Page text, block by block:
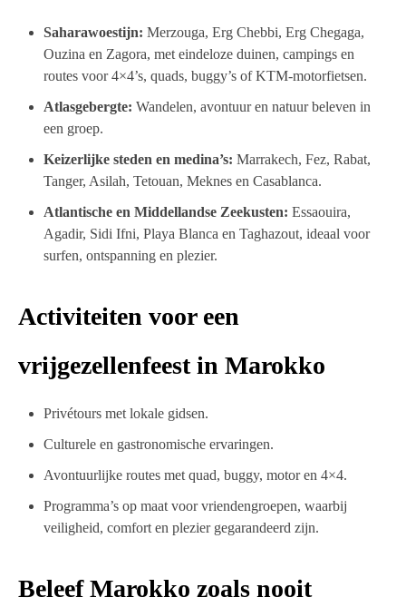
Saharawoestijn: Merzouga, Erg Chebbi, Erg Chegaga,
Ouzina en Zagora, met eindeloze duinen, campings en
routes voor 4×4’s, quads, buggy’s of KTM-motorfietsen.
Atlasgebergte: Wandelen, avontuur en natuur beleven in
een groep.
Keizerlijke steden en medina’s: Marrakech, Fez, Rabat,
Tanger, Asilah, Tetouan, Meknes en Casablanca.
Atlantische en Middellandse Zeekusten: Essaouira,
Agadir, Sidi Ifni, Playa Blanca en Taghazout, ideaal voor
surfen, ontspanning en plezier.
Activiteiten voor een
vrijgezellenfeest in Marokko
Privétours met lokale gidsen.
Culturele en gastronomische ervaringen.
Avontuurlijke routes met quad, buggy, motor en 4×4.
Programma’s op maat voor vriendengroepen, waarbij
veiligheid, comfort en plezier gegarandeerd zijn.
Beleef Marokko zoals nooit